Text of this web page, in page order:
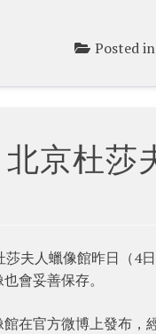
Posted in
北京杜莎
夫人蠟像館昨日（4
會妥善保存。
在官方微博上發布，